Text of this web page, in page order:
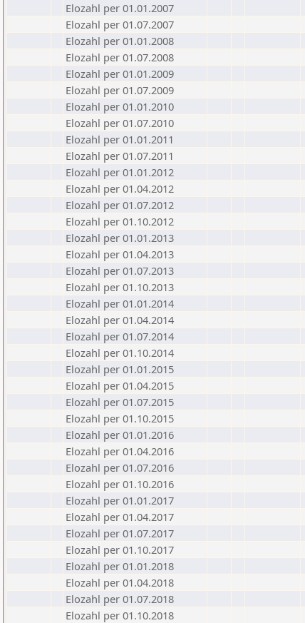
Elozahl per 01.01.2007
Elozahl per 01.07.2007
Elozahl per 01.01.2008
Elozahl per 01.07.2008
Elozahl per 01.01.2009
Elozahl per 01.07.2009
Elozahl per 01.01.2010
Elozahl per 01.07.2010
Elozahl per 01.01.2011
Elozahl per 01.07.2011
Elozahl per 01.01.2012
Elozahl per 01.04.2012
Elozahl per 01.07.2012
Elozahl per 01.10.2012
Elozahl per 01.01.2013
Elozahl per 01.04.2013
Elozahl per 01.07.2013
Elozahl per 01.10.2013
Elozahl per 01.01.2014
Elozahl per 01.04.2014
Elozahl per 01.07.2014
Elozahl per 01.10.2014
Elozahl per 01.01.2015
Elozahl per 01.04.2015
Elozahl per 01.07.2015
Elozahl per 01.10.2015
Elozahl per 01.01.2016
Elozahl per 01.04.2016
Elozahl per 01.07.2016
Elozahl per 01.10.2016
Elozahl per 01.01.2017
Elozahl per 01.04.2017
Elozahl per 01.07.2017
Elozahl per 01.10.2017
Elozahl per 01.01.2018
Elozahl per 01.04.2018
Elozahl per 01.07.2018
Elozahl per 01.10.2018